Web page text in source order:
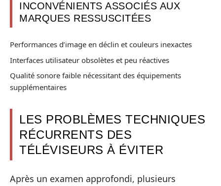
INCONVÉNIENTS ASSOCIÉS AUX
MARQUES RESSUSCITÉES
Performances d’image en déclin et couleurs inexactes
Interfaces utilisateur obsolètes et peu réactives
Qualité sonore faible nécessitant des équipements
supplémentaires
LES PROBLÈMES TECHNIQUES
RÉCURRENTS DES
TÉLÉVISEURS À ÉVITER
Après un examen approfondi, plusieurs